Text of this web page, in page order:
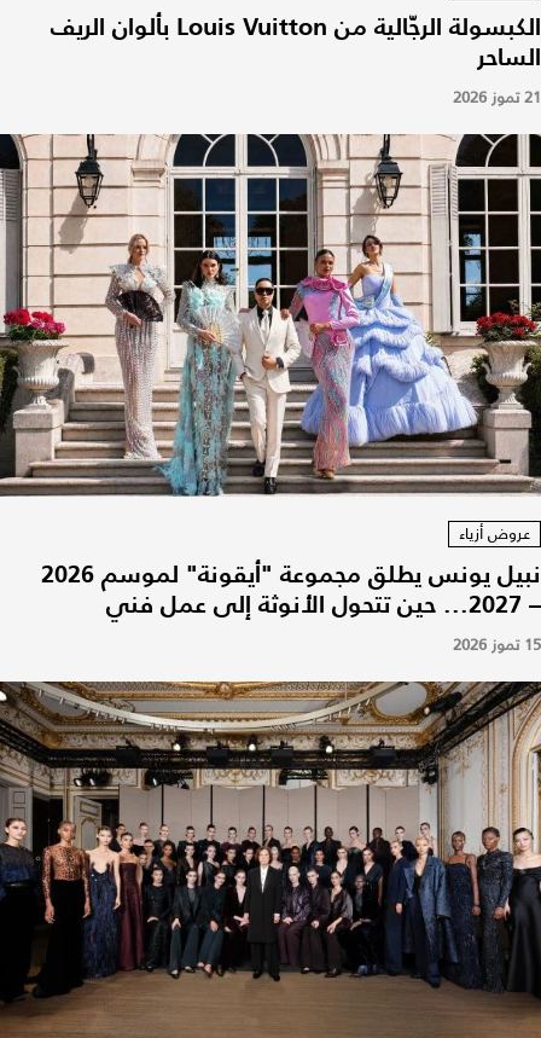
الكبسولة الرجّالية من Louis Vuitton بألوان الريف
الساحر
21 تموز 2026
عروض أزياء
نبيل يونس يطلق مجموعة "أيقونة" لموسم 2026
– 2027... حين تتحول الأنوثة إلى عمل فني
15 تموز 2026